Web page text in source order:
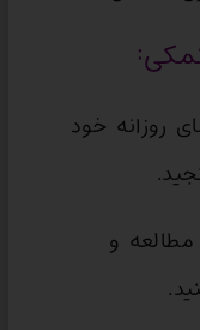
روزانه خود
و